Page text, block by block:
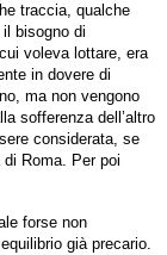
traccia, qualche
bisogno di
voleva lottare, era
in dovere di
ma non vengono
sofferenza dell’altro
considerata, se
Roma. Per poi
forse non
già precario.